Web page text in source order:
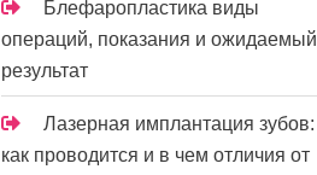
Блефаропластика виды
операций, показания и ожидаемый
результат
Лазерная имплантация зубов:
как проводится и в чем отличия от